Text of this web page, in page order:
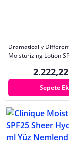
Dramatically
Moisturizing Lotion
Sepete